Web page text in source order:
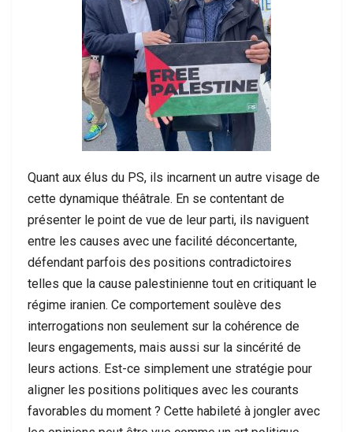
Quant aux élus du PS, ils incarnent un autre visage de
cette dynamique théâtrale. En se contentant de
présenter le point de vue de leur parti, ils naviguent
entre les causes avec une facilité déconcertante,
défendant parfois des positions contradictoires
telles que la cause palestinienne tout en critiquant le
régime iranien. Ce comportement soulève des
interrogations non seulement sur la cohérence de
leurs engagements, mais aussi sur la sincérité de
leurs actions. Est-ce simplement une stratégie pour
aligner les positions politiques avec les courants
favorables du moment ? Cette habileté à jongler avec